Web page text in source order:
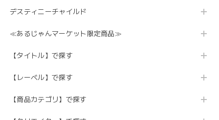
デスティニーチャイルド
≪あるじゃんマーケット限定商品≫
【タイトル】で探す
【レーベル】で探す
【商品カテゴリ】で探す